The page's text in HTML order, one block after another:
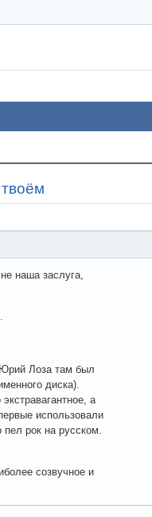
наша заслуга,
Лоза там был
диска).
а
использовали
рок на русском.
созвучное и